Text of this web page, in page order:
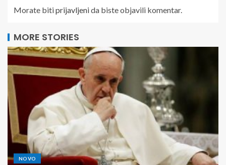
Morate bitiprijavljenida biste objavili komentar.
MORE STORIES
NOVO